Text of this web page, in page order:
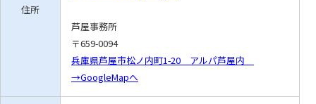
住所
芦屋事務所
〒659-0094
兵庫県芦屋市松ノ内町1-20 アルパ芦屋内
→GoogleMapへ